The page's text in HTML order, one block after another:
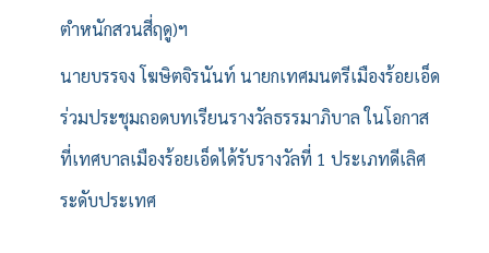
ตำหนักสวนสี่ฤดู)ฯ
นายบรรจง โฆษิตจิรนันท์ นายกเทศมนตรีเมืองร้อยเอ็ด
ร่วมประชุมถอดบทเรียนรางวัลธรรมาภิบาล ในโอกาส
ที่เทศบาลเมืองร้อยเอ็ดได้รับรางวัลที่ 1 ประเภทดีเลิศ
ระดับประเทศ